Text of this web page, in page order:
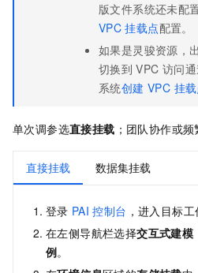
版文件系统还未配
VPC 挂载点配置。
如果是灵骏资源，
切换到 VPC 访问
系统创建 VPC 挂
单次调参选直接挂载 ；团队协作或
直接挂载 数据集挂载
登录 PAI 控制台 ，进入目标工
在左侧导航栏选择交互式建模
例。